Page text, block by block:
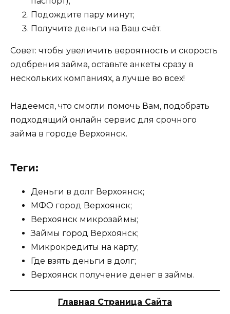
Подождите пару минут;
Получите деньги на Ваш счёт.
Совет: чтобы увеличить вероятность и скорость
одобрения займа, оставьте анкеты сразу в
нескольких компаниях, а лучше во всех!
Надеемся, что смогли помочь Вам, подобрать
подходящий онлайн сервис для срочного
займа в городе Верхоянск.
Теги:
Деньги в долг Верхоянск;
МФО город Верхоянск;
Верхоянск микрозаймы;
Займы город Верхоянск;
Микрокредиты на карту;
Где взять деньги в долг;
Верхоянск получение денег в займы.
Главная Страница Сайта